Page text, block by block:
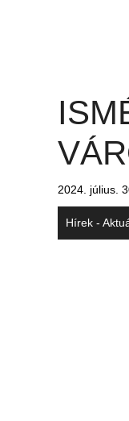
2024. július.
Hírek -